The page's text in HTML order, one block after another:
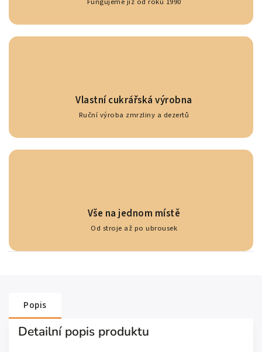
Vlastní cukrářská výrobna
Ruční výroba zmrzliny a dezertů
Vše na jednom místě
Od stroje až po ubrousek
Popis
Detailní popis produktu